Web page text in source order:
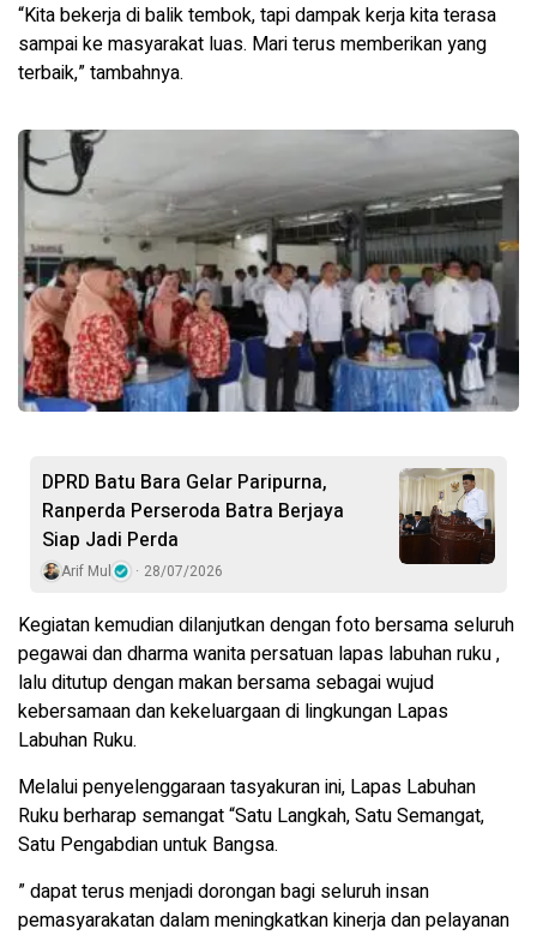
“Kita bekerja di balik tembok, tapi dampak kerja kita terasa
sampai ke masyarakat luas. Mari terus memberikan yang
terbaik,” tambahnya.
DPRD Batu Bara Gelar Paripurna,
Ranperda Perseroda Batra Berjaya
Siap Jadi Perda
Arif Mul 28/07/2026
Kegiatan kemudian dilanjutkan dengan foto bersama seluruh
pegawai dan dharma wanita persatuan lapas labuhan ruku ,
lalu ditutup dengan makan bersama sebagai wujud
kebersamaan dan kekeluargaan di lingkungan Lapas
Labuhan Ruku.
Melalui penyelenggaraan tasyakuran ini, Lapas Labuhan
Ruku berharap semangat “Satu Langkah, Satu Semangat,
Satu Pengabdian untuk Bangsa.
” dapat terus menjadi dorongan bagi seluruh insan
pemasyarakatan dalam meningkatkan kinerja dan pelayanan